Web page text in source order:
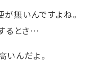
無いんですよね。
るとさ…
いんだよ。